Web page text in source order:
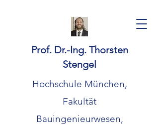
Prof. Dr.-Ing. Thorsten
Stengel
Hochschule München,
Fakultät
Bauingenieurwesen,